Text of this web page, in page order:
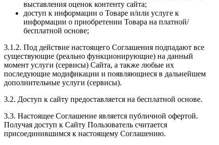
выставления оценок контенту сайта;
доступ к информации о Товаре и/или услуге к
информации о приобретении Товара на платной/
бесплатной основе;
3.1.2. Под действие настоящего Соглашения подпадают все
существующие (реально функционирующие) на данный
момент услуги (сервисы) Сайта, а также любые их
последующие модификации и появляющиеся в дальнейшем
дополнительные услуги (сервисы).
3.2. Доступ к сайту предоставляется на бесплатной основе.
3.3. Настоящее Соглашение является публичной офертой.
Получая доступ к Сайту Пользователь считается
присоединившимся к настоящему Соглашению.